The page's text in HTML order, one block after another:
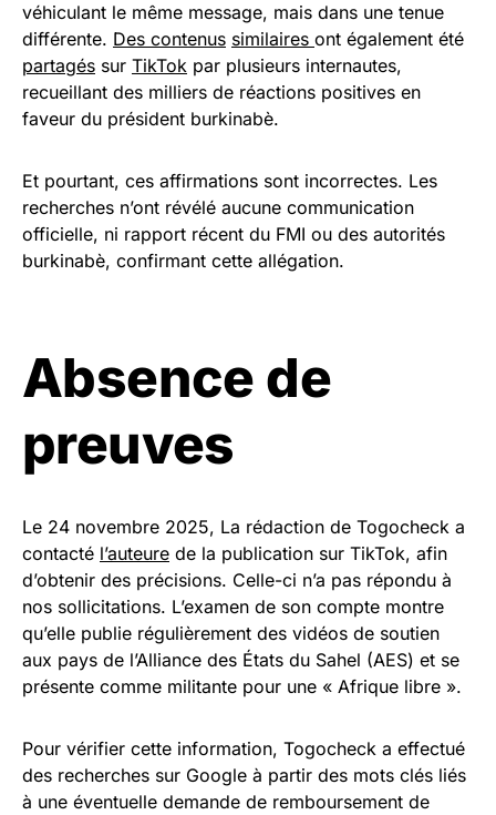
véhiculant le même message, mais dans une tenue
différente. Des contenus similaires ont également été
partagés sur TikTok par plusieurs internautes,
recueillant des milliers de réactions positives en
faveur du président burkinabè.
Et pourtant, ces affirmations sont incorrectes. Les
recherches n’ont révélé aucune communication
officielle, ni rapport récent du FMI ou des autorités
burkinabè, confirmant cette allégation.
Absence de
preuves
Le 24 novembre 2025, La rédaction de Togocheck a
contacté l’auteure de la publication sur TikTok, afin
d’obtenir des précisions. Celle-ci n’a pas répondu à
nos sollicitations. L’examen de son compte montre
qu’elle publie régulièrement des vidéos de soutien
aux pays de l’Alliance des États du Sahel (AES) et se
présente comme militante pour une « Afrique libre ».
Pour vérifier cette information, Togocheck a effectué
des recherches sur Google à partir des mots clés liés
à une éventuelle demande de remboursement de